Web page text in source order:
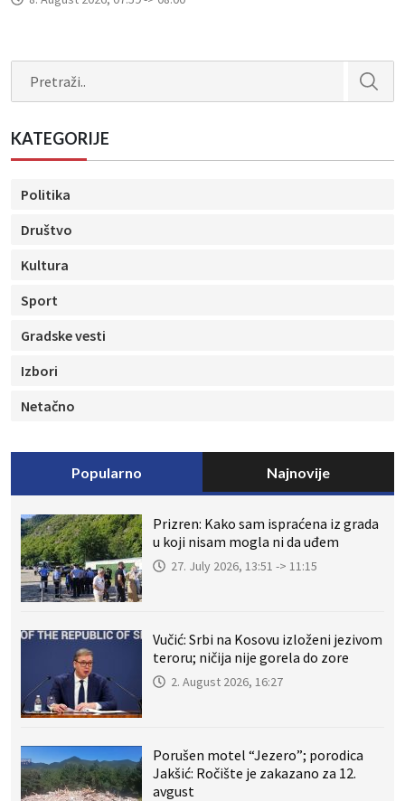
KATEGORIJE
Politika
Društvo
Kultura
Sport
Gradske vesti
Izbori
Netačno
Popularno Najnovije
Prizren: Kako sam ispraćena iz grada
u koji nisam mogla ni da uđem
27. July 2026, 13:51 -> 11:15
Vučić: Srbi na Kosovu izloženi jezivom
teroru; ničija nije gorela do zore
2. August 2026, 16:27
Porušen motel “Jezero”; porodica
Jakšić: Ročište je zakazano za 12.
avgust